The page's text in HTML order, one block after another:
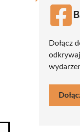
Dołącz